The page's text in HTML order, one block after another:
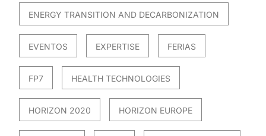
ENERGY TRANSITION AND DECARBONIZATION
EVENTOS EXPERTISE FERIAS
FP7 HEALTH TECHNOLOGIES
HORIZON 2020 HORIZON EUROPE